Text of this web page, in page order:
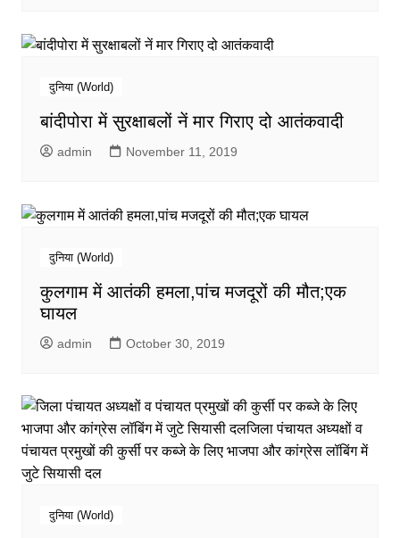
दुनिया (World)
बांदीपोरा में सुरक्षाबलों नें मार गिराए दो आतंकवादी
admin November 11, 2019
दुनिया (World)
कुलगाम में आतंकी हमला,पांच मजदूरों की मौत;एक
घायल
admin October 30, 2019
दुनिया (World)